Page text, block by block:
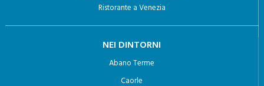
Ristorante a Venezia
NEI DINTORNI
Abano Terme
Caorle